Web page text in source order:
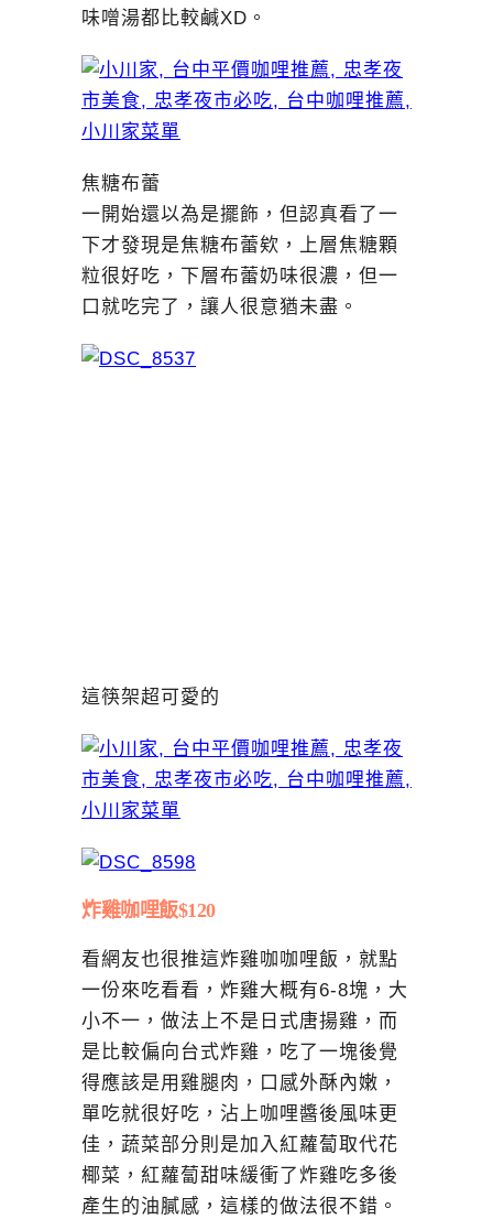
味噌湯都比較鹹XD。
焦糖布蕾
一開始還以為是擺飾，但認真看了一
下才發現是焦糖布蕾欸，上層焦糖顆
粒很好吃，下層布蕾奶味很濃，但一
口就吃完了，讓人很意猶未盡。
這筷架超可愛的
炸雞咖哩飯$120
看網友也很推這炸雞咖咖哩飯，就點
一份來吃看看，炸雞大概有6-8塊，大
小不一，做法上不是日式唐揚雞，而
是比較偏向台式炸雞，吃了一塊後覺
得應該是用雞腿肉，口感外酥內嫩，
單吃就很好吃，沾上咖哩醬後風味更
佳，蔬菜部分則是加入紅蘿蔔取代花
椰菜，紅蘿蔔甜味緩衝了炸雞吃多後
產生的油膩感，這樣的做法很不錯。